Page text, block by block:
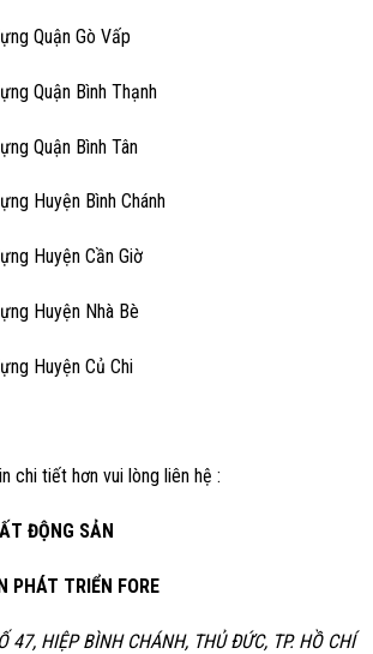
Quận Gò Vấp
Quận Bình Thạnh
Quận Bình Tân
Huyện Bình Chánh
Huyện Cần Giờ
Huyện Nhà Bè
Huyện Củ Chi
chi tiết hơn vui lòng liên hệ :
ĐỘNG SẢN
PHÁT TRIỂN FORE
47, HIỆP BÌNH CHÁNH, THỦ ĐỨC, TP. HỒ CHÍ